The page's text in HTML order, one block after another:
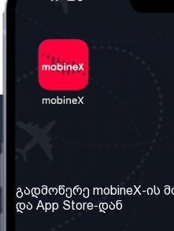
ჩვენ შესახებ
ჩვენი სერვისები
გადმოწერე mobineX-ის
და App Store-დან